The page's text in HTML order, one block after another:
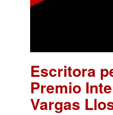
Escritora
Premio
Vargas